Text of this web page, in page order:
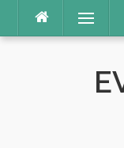
Menü